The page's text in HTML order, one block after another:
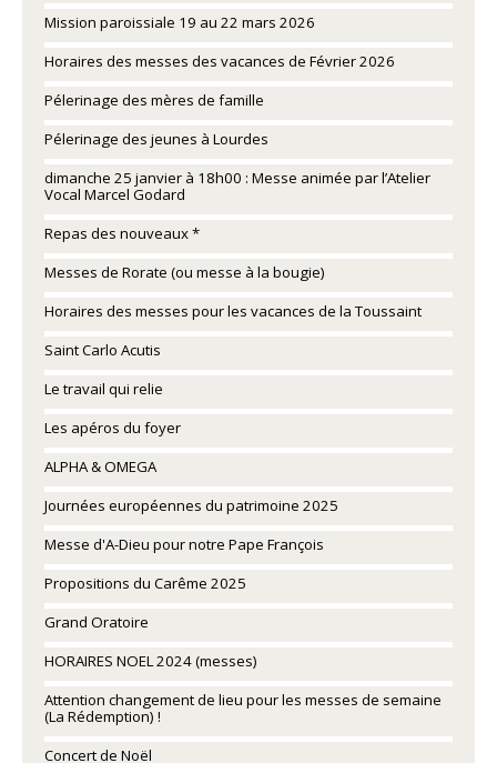
Mission paroissiale 19 au 22 mars 2026
Horaires des messes des vacances de Février 2026
Pélerinage des mères de famille
Pélerinage des jeunes à Lourdes
dimanche 25 janvier à 18h00 : Messe animée par l’Atelier
Vocal Marcel Godard
Repas des nouveaux *
Messes de Rorate (ou messe à la bougie)
Horaires des messes pour les vacances de la Toussaint
Saint Carlo Acutis
Le travail qui relie
Les apéros du foyer
ALPHA & OMEGA
Journées européennes du patrimoine 2025
Messe d'A-Dieu pour notre Pape François
Propositions du Carême 2025
Grand Oratoire
HORAIRES NOEL 2024 (messes)
Attention changement de lieu pour les messes de semaine
(La Rédemption) !
Concert de Noël